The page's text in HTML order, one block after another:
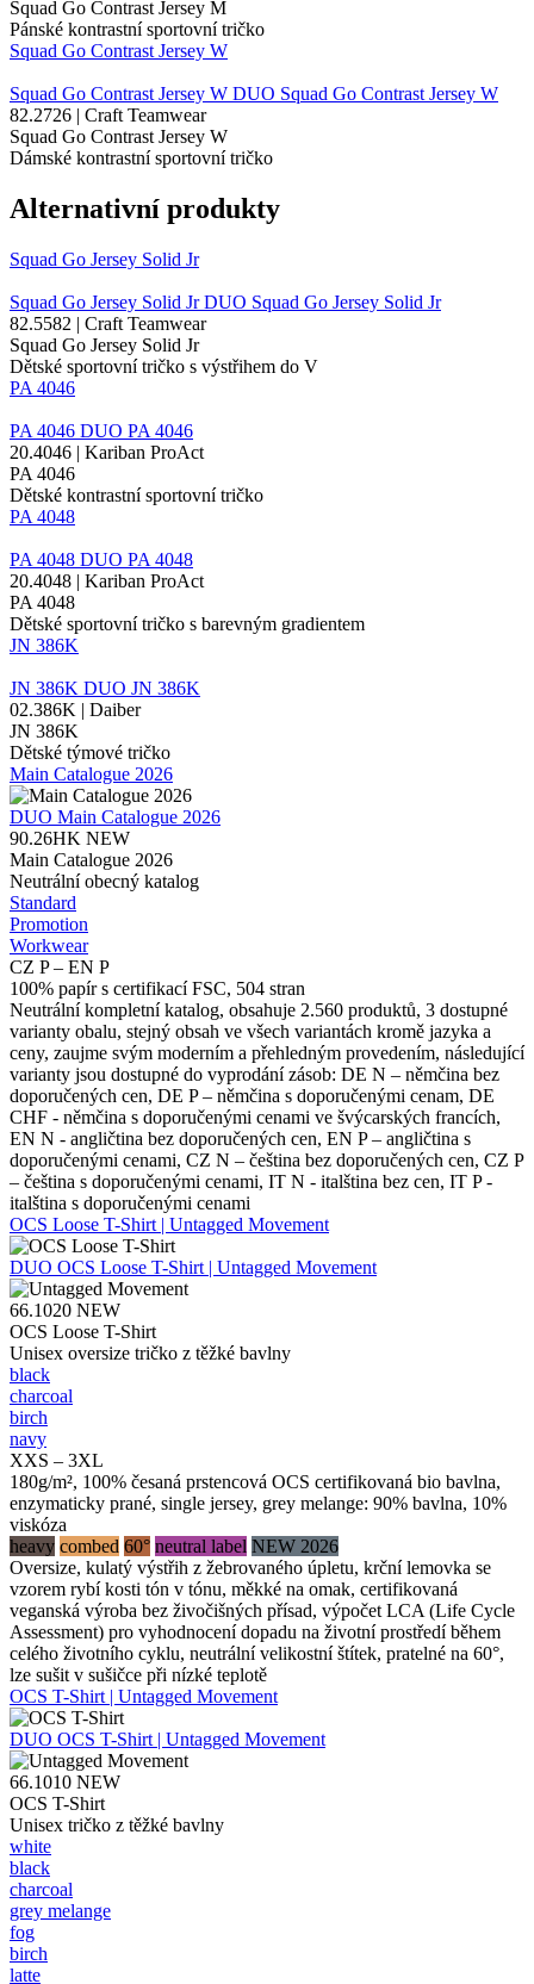
Squad Go Contrast Jersey M
Pánské kontrastní sportovní tričko
Squad Go Contrast Jersey W
Squad Go Contrast Jersey W DUO Squad Go Contrast Jersey W
82.2726 | Craft Teamwear
Squad Go Contrast Jersey W
Dámské kontrastní sportovní tričko
Alternativní produkty
Squad Go Jersey Solid Jr
Squad Go Jersey Solid Jr DUO Squad Go Jersey Solid Jr
82.5582 | Craft Teamwear
Squad Go Jersey Solid Jr
Dětské sportovní tričko s výstřihem do V
PA 4046
PA 4046 DUO PA 4046
20.4046 | Kariban ProAct
PA 4046
Dětské kontrastní sportovní tričko
PA 4048
PA 4048 DUO PA 4048
20.4048 | Kariban ProAct
PA 4048
Dětské sportovní tričko s barevným gradientem
JN 386K
JN 386K DUO JN 386K
02.386K | Daiber
JN 386K
Dětské týmové tričko
Main Catalogue 2026
DUO Main Catalogue 2026
90.26HK NEW
Main Catalogue 2026
Neutrální obecný katalog
Standard
Promotion
Workwear
CZ P – EN P
100% papír s certifikací FSC, 504 stran
Neutrální kompletní katalog, obsahuje 2.560 produktů, 3 dostupné
varianty obalu, stejný obsah ve všech variantách kromě jazyka a
ceny, zaujme svým moderním a přehledným provedením, následující
varianty jsou dostupné do vyprodání zásob: DE N – němčina bez
doporučených cen, DE P – němčina s doporučenými cenam, DE
CHF - němčina s doporučenými cenami ve švýcarských francích,
EN N - angličtina bez doporučených cen, EN P – angličtina s
doporučenými cenami, CZ N – čeština bez doporučených cen, CZ P
– čeština s doporučenými cenami, IT N - italština bez cen, IT P -
italština s doporučenými cenami
OCS Loose T-Shirt | Untagged Movement
DUO OCS Loose T-Shirt | Untagged Movement
66.1020 NEW
OCS Loose T-Shirt
Unisex oversize tričko z těžké bavlny
black
charcoal
birch
navy
XXS – 3XL
180g/m², 100% česaná prstencová OCS certifikovaná bio bavlna,
enzymaticky prané, single jersey, grey melange: 90% bavlna, 10%
viskóza
heavy combed 60° neutral label NEW 2026
Oversize, kulatý výstřih z žebrovaného úpletu, krční lemovka se
vzorem rybí kosti tón v tónu, měkké na omak, certifikovaná
veganská výroba bez živočišných přísad, výpočet LCA (Life Cycle
Assessment) pro vyhodnocení dopadu na životní prostředí během
celého životního cyklu, neutrální velikostní štítek, pratelné na 60°,
lze sušit v sušičce při nízké teplotě
OCS T-Shirt | Untagged Movement
DUO OCS T-Shirt | Untagged Movement
66.1010 NEW
OCS T-Shirt
Unisex tričko z těžké bavlny
white
black
charcoal
grey melange
fog
birch
latte